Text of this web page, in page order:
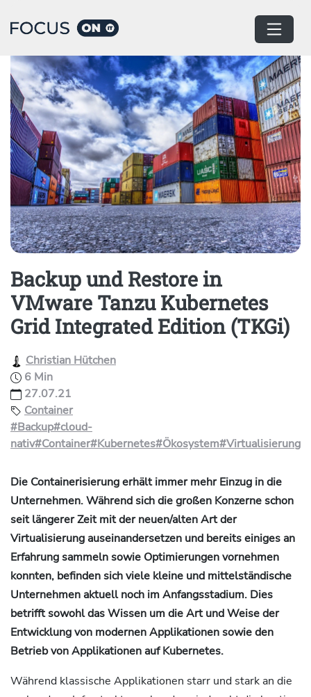
Home Container
Backup und Restore in
VMware Tanzu Kubernetes
Grid Integrated Edition (TKGi)
Christian Hütchen
6 Min
27.07.21
Container
#Backup#cloud-
nativ#Container#Kubernetes#Ökosystem#Virtualisierung
Die Containerisierung erhält immer mehr Einzug in die
Unternehmen. Während sich die großen Konzerne schon
seit längerer Zeit mit der neuen/alten Art der
Virtualisierung auseinandersetzen und bereits einiges an
Erfahrung sammeln sowie Optimierungen vornehmen
konnten, befinden sich viele kleine und mittelständische
Unternehmen aktuell noch im Anfangsstadium. Dies
betrifft sowohl das Wissen um die Art und Weise der
Entwicklung von modernen Applikationen sowie den
Betrieb von Applikationen auf Kubernetes.
Während klassische Applikationen starr und stark an die